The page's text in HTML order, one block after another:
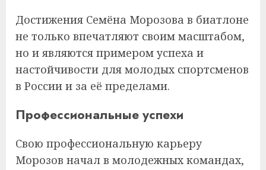
Достижения Семёна Морозова в биатлоне
не только впечатляют своим масштабом,
но и являются примером успеха и
настойчивости для молодых спортсменов
в России и за её пределами.
Профессиональные успехи
Свою профессиональную карьеру
Морозов начал в молодежных командах,